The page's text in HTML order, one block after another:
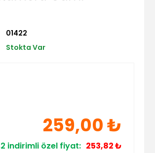
01422
Stokta Var
259,00 ₺
indirimli özel fiyat: 253,82 ₺